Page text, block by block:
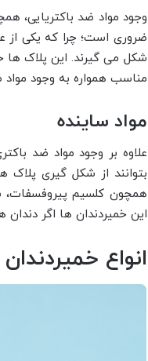
وجود مواد ضد باکتریایی،
ضروری است؛ چرا که یکی از
شکل می گیرند. این پلاک ها
مناسب همواره به وجود
مواد ساینده
علاوه بر وجود مواد ضد
بتوانند از شکل گیری پلاک
همچون کلسیم پیروفسفات،
این خمیردندان ها اگر
انواع خمیردندان